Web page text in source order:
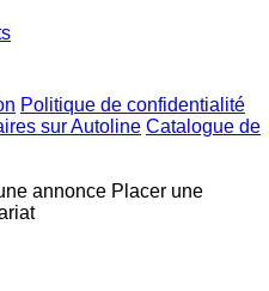
Politique de confidentialité
sur Autoline Catalogue de
annonce Placer une